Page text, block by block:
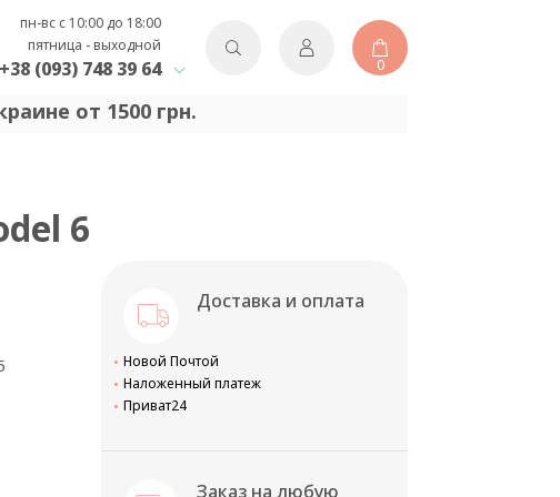
пн-вс с 10:00 до 18:00
пятница - выходной
+38 (093) 748 39 64 0
от 1500 грн.
6
Доставка и оплата
Новой Почтой
Наложенный платеж
Приват24
Заказ на любую